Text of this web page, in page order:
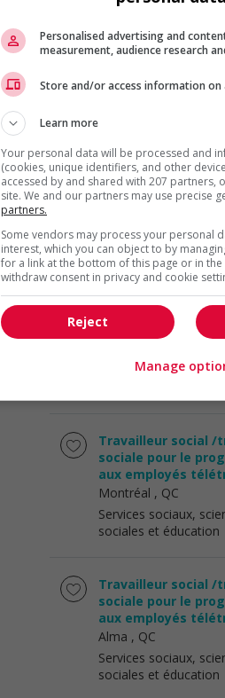
Services sociaux,
Planificateur
Laval, QC
Représentante (e)
développement
Vente, achat et
la clientèle
Commis à la
télétravail/
Comptabilité, finance
Travailleur social /
sociale pour le
aux employés
Montréal , QC
Services sociaux,
sociales et éducation
Travailleur social /
sociale pour le
aux employés
Alma , QC
Services sociaux,
sociales et éducation
Personalised advertising and
measurement, audience research
Store and/or access information on
Learn more
Your personal data will be processed and
(cookies, unique identifiers, and other
accessed by and shared with 207 partners,
site. We and our partners may use precise
partners.
Some vendors may process your personal
interest, which you can object to by
for a link at the bottom of this page or in
withdraw consent in privacy and cookie
Reject
Manage